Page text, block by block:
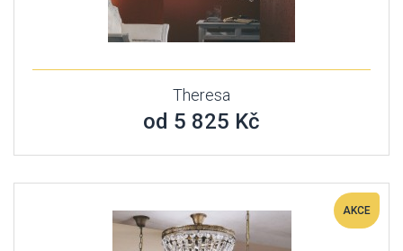
Theresa
od 5 825 Kč
AKCE